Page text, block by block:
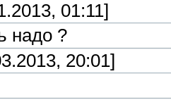
01:11]
надо ?
20:01]